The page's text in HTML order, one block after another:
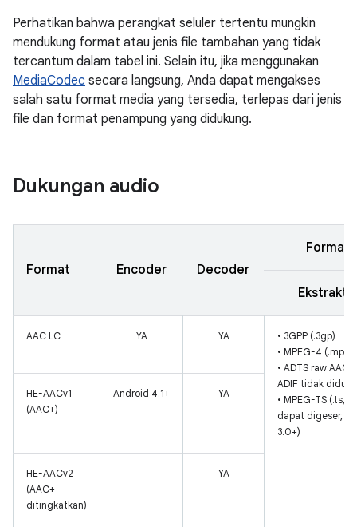
Perhatikan bahwa perangkat seluler tertentu mungkin
mendukung format atau jenis file tambahan yang tidak
tercantum dalam tabel ini. Selain itu, jika menggunakan
MediaCodec secara langsung, Anda dapat mengakses
salah satu format media yang tersedia, terlepas dari jenis
file dan format penampung yang didukung.
Dukungan audio
Format Encoder Decoder
Format
AAC LC YA YA
• 3GPP (.3gp)
• MPEG-4 (.mp4,
• ADTS raw AAC
ADIF tidak
• MPEG-TS (.ts,
dapat digeser,
3.0+)
HE-AACv1
(AAC+)
Android 4.1+ YA
HE-AACv2
(AAC+
ditingkatkan)
YA